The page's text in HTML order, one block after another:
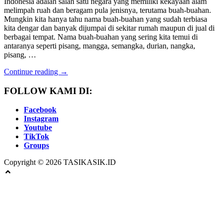
melimpah ruah dan beragam pula jenisnya, terutama buah-buahan.
Mungkin kita hanya tahu nama buah-buahan yang sudah terbiasa
kita dengar dan banyak dijumpai di sekitar rumah maupun di jual di
berbagai tempat. Nama buah-buahan yang sering kita temui di
antaranya seperti pisang, mangga, semangka, durian, nangka,
pisang, …
Continue reading →
FOLLOW KAMI DI:
Facebook
Instagram
Youtube
TikTok
Groups
Copyright © 2026 TASIKASIK.ID